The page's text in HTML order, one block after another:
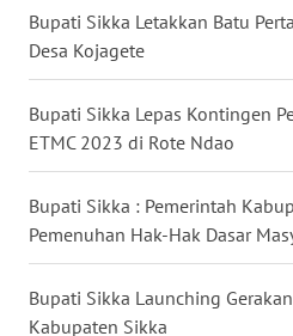
Bupati Sikka Letakkan Batu
Desa Kojagete
Bupati Sikka Lepas Kontingen
ETMC 2023 di Rote Ndao
Bupati Sikka : Pemerintah
Pemenuhan Hak-Hak Dasar
Bupati Sikka Launching
Kabupaten Sikka
WN
SULUT
WN
MALUKU
WN
MALUT
WN